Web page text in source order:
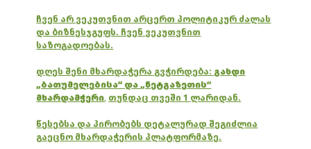
ჩვენ არ ვეკუთვნით არცერთ პოლიტიკურ ძალას
და ბიზნესჯგუფს. ჩვენ ვეკუთვნით
საზოგადოებას.
დღეს შენი მხარდაჭერა გვჭირდება: გახდი
„ბათუმელებისა“ და „ნეტგაზეთის“
მხარდამჭერი, თუნდაც თვეში 1 ლარიდან.
წესებსა და პირობებს დეტალურად შეგიძლია
გაეცნო მხარდაჭერის პლატფორმაზე.